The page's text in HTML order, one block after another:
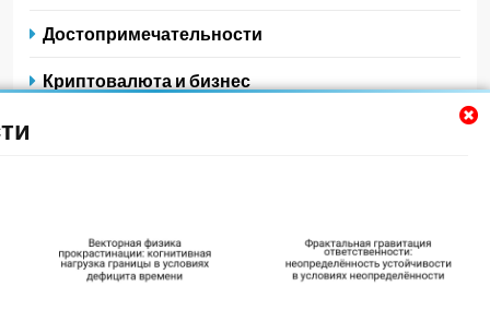
Достопримечательности
Криптовалюта и бизнес
Полезные советы